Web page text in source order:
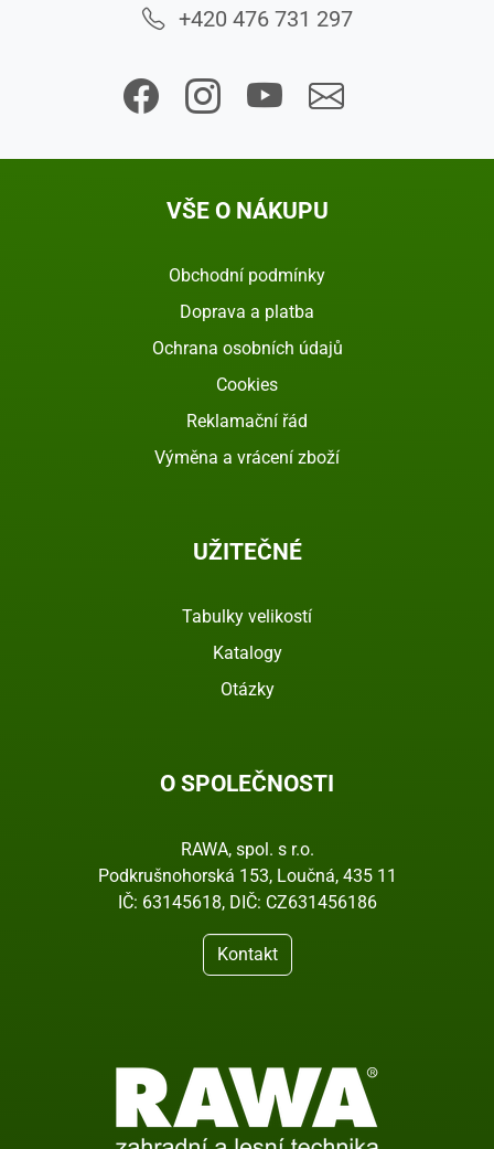
+420 476 731 297
VŠE O NÁKUPU
Obchodní podmínky
Doprava a platba
Ochrana osobních údajů
Cookies
Reklamační řád
Výměna a vrácení zboží
UŽITEČNÉ
Tabulky velikostí
Katalogy
Otázky
O SPOLEČNOSTI
RAWA, spol. s r.o.
Podkrušnohorská 153, Loučná, 435 11
IČ: 63145618, DIČ: CZ631456186
Kontakt